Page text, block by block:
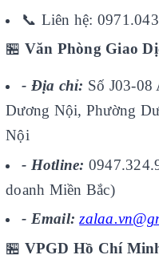
📞 Liên hệ:
🏪 Văn Phòng Giao
- Địa chỉ: Số J03-
Dương Nội, Phường
Nội
- Hotline:
doanh Miền Bắc)
- Email:
🏪 VPGD Hồ Chí